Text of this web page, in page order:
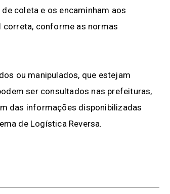
coleta e os encaminham aos
conforme as normas
ou manipulados, que estejam
ser consultados nas prefeituras,
das informações disponibilizadas
de Logística Reversa.